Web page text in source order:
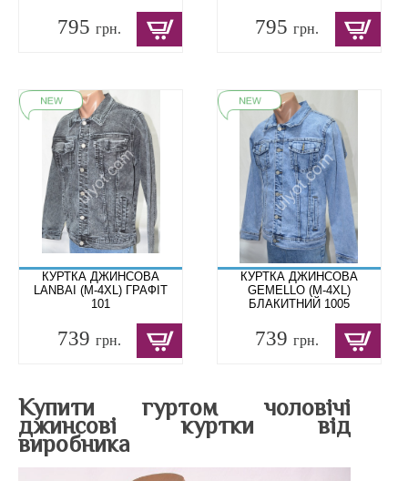
795 грн. 795грн.
КУРТКА ДЖИНСОВА
LANBAI (M-4XL) ГРАФІТ
101
739 грн.
КУРТКА ДЖИНСОВА
GEMELLO (M-4XL)
БЛАКИТНИЙ 1005
739грн.
Купити гуртом чоловічі
джинсові куртки від
виробника